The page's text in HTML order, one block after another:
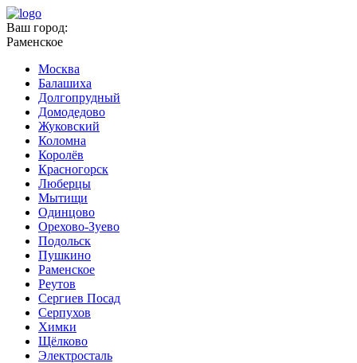
Ваш город:
Раменское
Москва
Балашиха
Долгопрудный
Домодедово
Жуковский
Коломна
Королёв
Красногорск
Люберцы
Мытищи
Одинцово
Орехово-Зуево
Подольск
Пушкино
Раменское
Реутов
Сергиев Посад
Серпухов
Химки
Щёлково
Электросталь